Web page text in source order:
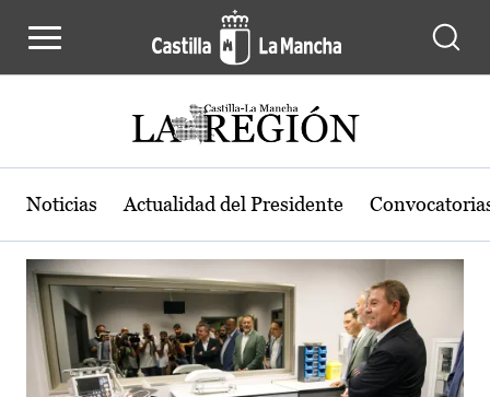
Actualidad de la región de Castilla-
Noticias Actualidad del Presidente